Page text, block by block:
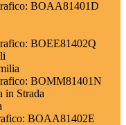
BOAA81401D
BOEE81402Q
BOMM81401N
in Strada
BOAA81402E